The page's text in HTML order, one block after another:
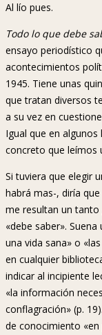
Al lío pues.
Todo lo que debe
ensayo periodístico
acontecimientos
1945. Tiene unas
que tratan diversos
a su vez en
Igual que en
concreto que leímos
Si tuviera que elegir
habrá mas-, diría
me resultan un
«debe saber».
una vida sana» o
en cualquier
indicar al incipiente
«la información
conflagración» (p.
de conocimiento